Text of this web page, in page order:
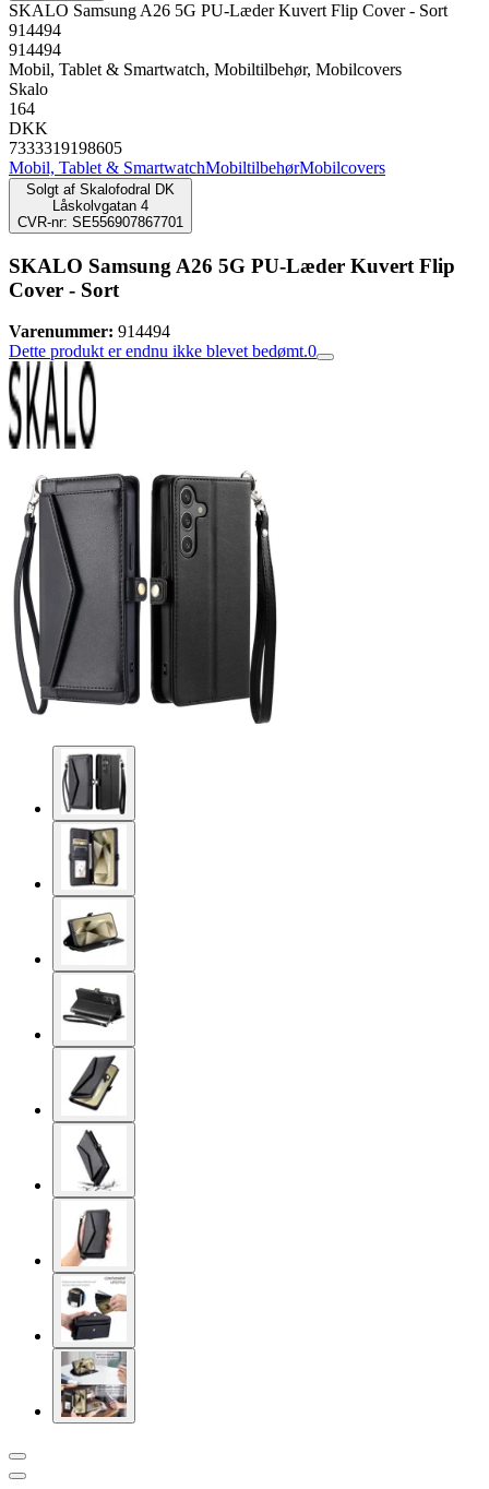
SKALO Samsung A26 5G PU-Læder Kuvert Flip Cover - Sort
914494
914494
Mobil, Tablet & Smartwatch, Mobiltilbehør, Mobilcovers
Skalo
164
DKK
7333319198605
Mobil, Tablet & SmartwatchMobiltilbehørMobilcovers
Solgt af Skalofodral DK
Låskolvgatan 4
CVR-nr: SE556907867701
SKALO Samsung A26 5G PU-Læder Kuvert Flip
Cover - Sort
Varenummer: 914494
Dette produkt er endnu ikke blevet bedømt.0